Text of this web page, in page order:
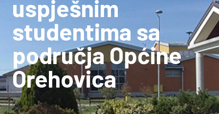
uspješnim
studentima sa
područja Općine
Orehovica